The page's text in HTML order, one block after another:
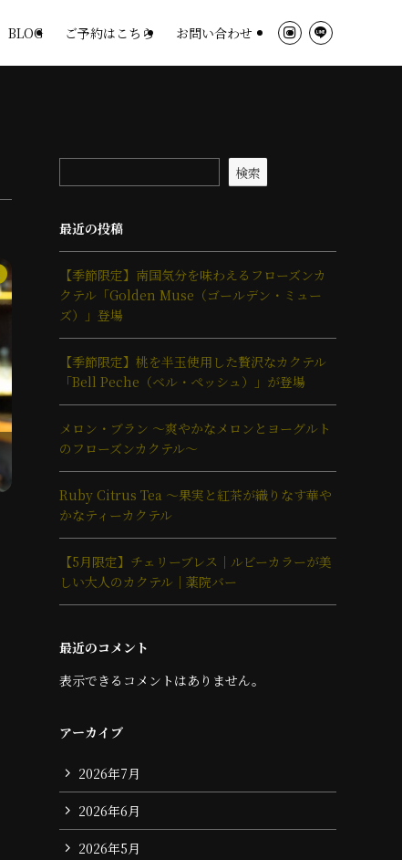
BLOG ご予約はこちら お問い合わせ
検索
最近の投稿
【季節限定】南国気分を味わえるフローズンカ
クテル「Golden Muse（ゴールデン・ミュー
ズ）」登場
【季節限定】桃を半玉使用した贅沢なカクテル
「Bell Peche（ベル・ペッシュ）」が登場
メロン・ブラン ～爽やかなメロンとヨーグルト
のフローズンカクテル～
Ruby Citrus Tea ～果実と紅茶が織りなす華や
かなティーカクテル
【5月限定】チェリーブレス｜ルビーカラーが美
しい大人のカクテル｜薬院バー
最近のコメント
表示できるコメントはありません。
アーカイブ
2026年7月
2026年6月
2026年5月